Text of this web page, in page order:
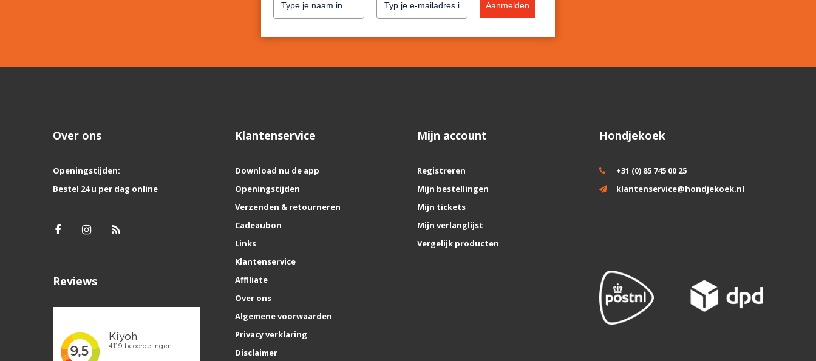
Aanmelden
Over ons
Openingstijden:
Bestel 24 u per dag online
Reviews
Klantenservice
Download nu de app
Openingstijden
Verzenden & retourneren
Cadeaubon
Links
Klantenservice
Affiliate
Over ons
Algemene voorwaarden
Privacy verklaring
Disclaimer
Mijn account
Registreren
Mijn bestellingen
Mijn tickets
Mijn verlanglijst
Vergelijk producten
Hondjekoek
+31 (0) 85 745 00 25
klantenservice@hondjekoek.nl